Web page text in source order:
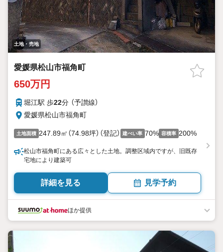
土地・売地
愛媛県松山市福角町
650万円
堀江駅 歩22分 （予讃線）
愛媛県松山市福角町
土地面積 247.89㎡（74.98坪）（登記） 建ぺい率 70% 容積率 200%
松山市福角町にある広々とした土地。調整区域内ですが、旧既存
宅地により建築可
詳細を見る 見学予約
ほか提供